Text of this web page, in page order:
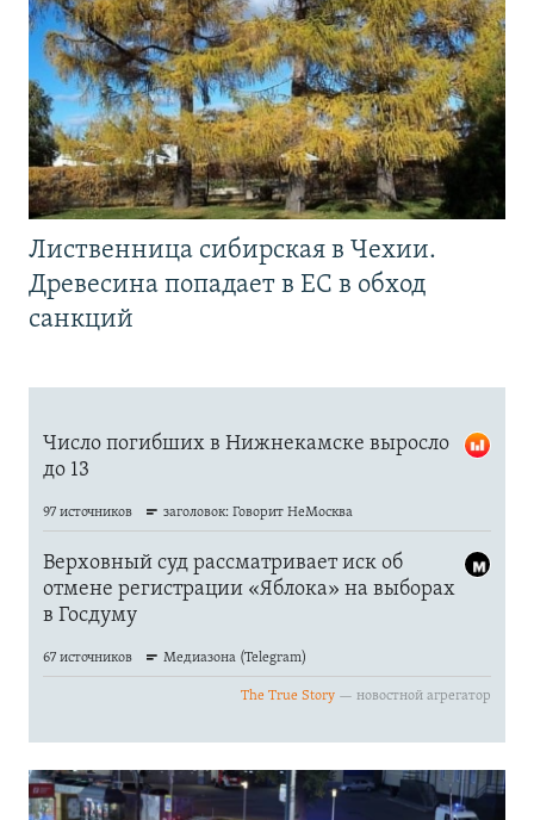
Лиственница сибирская в Чехии.
Древесина попадает в ЕС в обход
санкций